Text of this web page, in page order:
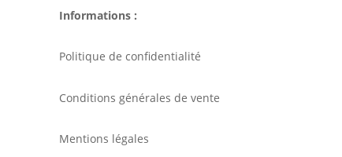
Informations :
Politique de confidentialité
Conditions générales de vente
Mentions légales